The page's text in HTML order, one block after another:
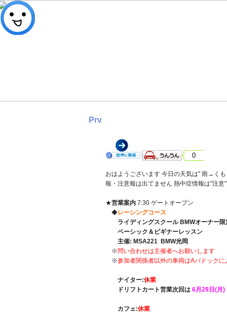
Prv
0
おはようございます 今日の天気は" 雨→く
報・注意報は出てません 熱中症情報は"注
★営業案内 7:30 ゲートオープン
◆レーシングコース
ライディングスクール BMWオーナー限
ベーシック＆ビギナーレッスン
主催: MSA221 BMW光岡
※問い合わせは主催者へお願いします
※参加者関係者以外の車両はAパドックに
ナイター:休業
ドリフトカート営業次回は 6月29日(月
カフェ:休業